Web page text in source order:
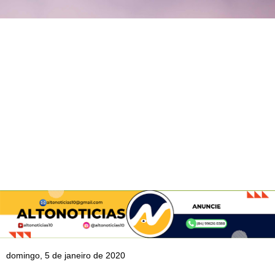
domingo, 5 de janeiro de 2020